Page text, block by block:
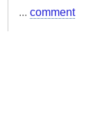
... comment